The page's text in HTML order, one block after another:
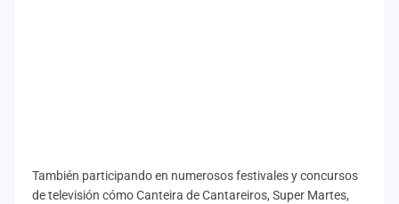
También participando en numerosos festivales y concursos
de televisión cómo Canteira de Cantareiros, Super Martes,